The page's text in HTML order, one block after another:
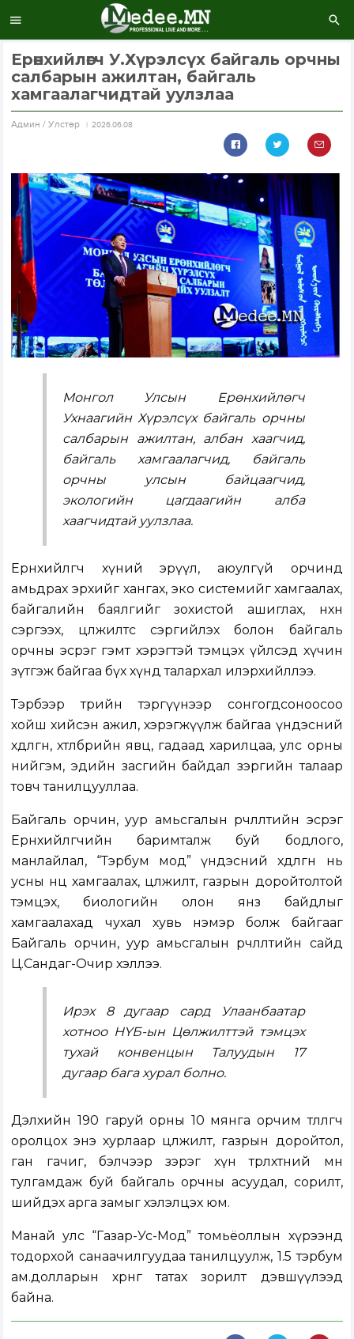
Ерөнхийлөгч У.Хүрэлсүх байгаль орчны
салбарын ажилтан, байгаль
хамгаалагчидтай уулзлаа
Aдмин / Улстөр 2026.06.08
Монгол Улсын Ерөнхийлөгч
Ухнаагийн Хүрэлсүх байгаль орчны
салбарын ажилтан, албан хаагчид,
байгаль хамгаалагчид, байгаль
орчны улсын байцаагчид,
экологийн цагдаагийн алба
хаагчидтай уулзлаа.
Ерөнхийлөгч хүний эрүүл, аюулгүй орчинд
амьдрах эрхийг хангах, эко системийг хамгаалах,
байгалийн баялгийг зохистой ашиглах, нөхөн
сэргээх, цөлжилтөөс сэргийлэх болон байгаль
орчны эсрэг гэмт хэрэгтэй тэмцэх үйлсэд хүчин
зүтгэж байгаа бүх хүнд талархал илэрхийллээ.
Тэрбээр төрийн тэргүүнээр сонгогдсоноосоо
хойш хийсэн ажил, хэрэгжүүлж байгаа үндэсний
хөдөлгөөн, хөтөлбөрийн явц, гадаад харилцаа, улс орны
нийгэм, эдийн засгийн байдал зэргийн талаар
товч танилцууллаа.
Байгаль орчин, уур амьсгалын өөрчлөлтийн эсрэг
Ерөнхийлөгчийн баримталж буй бодлого,
манлайлал, “Тэрбум мод” үндэсний хөдөлгөөн нь
усны нөөцөө хамгаалах, цөлжилт, газрын доройтолтой
тэмцэх, биологийн олон янз байдлыг
хамгаалахад чухал хувь нэмэр болж байгааг
Байгаль орчин, уур амьсгалын өөрчлөлтийн сайд
Ц.Сандаг-Очир хэллээ.
Ирэх 8 дугаар сард Улаанбаатар
хотноо НҮБ-ын Цөлжилттэй тэмцэх
тухай конвенцын Талуудын 17
дугаар бага хурал болно.
Дэлхийн 190 гаруй орны 10 мянга орчим төлөөлөгч
оролцох энэ хурлаар цөлжилт, газрын доройтол,
ган гачиг, бэлчээр зэрэг хүн төрөлхтний өмнө
тулгамдаж буй байгаль орчны асуудал, сорилт,
шийдэх арга замыг хэлэлцэх юм.
Манай улс “Газар-Ус-Мод” томьёоллын хүрээнд
тодорхой санаачилгуудаа танилцуулж, 1.5 тэрбум
ам.долларын хөрөнгө татах зорилт дэвшүүлээд
байна.